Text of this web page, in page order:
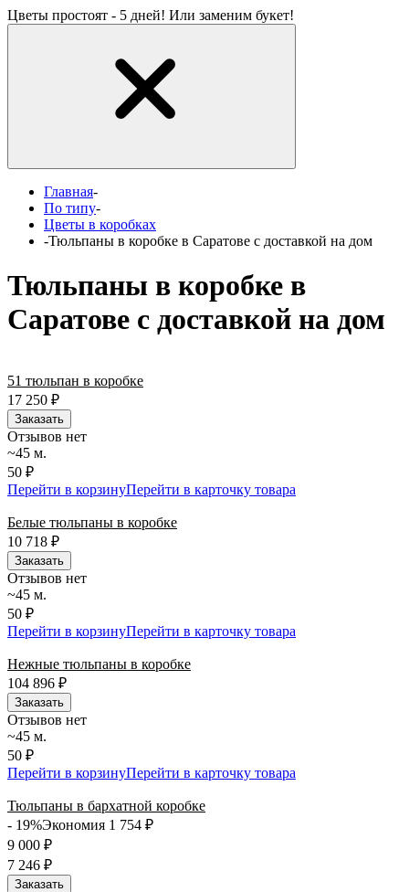
Цветы простоят - 5 дней! Или заменим букет!
Главная-
По типу-
Цветы в коробках
-Тюльпаны в коробке в Саратове с доставкой на дом
Тюльпаны в коробке в
Саратове с доставкой на дом
51 тюльпан в коробке
17 250 ₽
Заказать
Отзывов нет
~45 м.
50 ₽
Перейти в корзинуПерейти в карточку товара
Белые тюльпаны в коробке
10 718 ₽
Заказать
Отзывов нет
~45 м.
50 ₽
Перейти в корзинуПерейти в карточку товара
Нежные тюльпаны в коробке
104 896 ₽
Заказать
Отзывов нет
~45 м.
50 ₽
Перейти в корзинуПерейти в карточку товара
Тюльпаны в бархатной коробке
- 19%Экономия 1 754 ₽
9 000 ₽
7 246 ₽
Заказать